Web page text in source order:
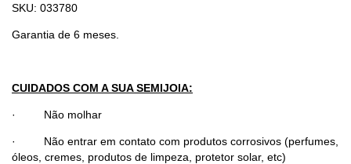
SKU: 033780
Garantia de 6 meses.
CUIDADOS COM A SUA SEMIJOIA:
· Não molhar
· Não entrar em contato com produtos corrosivos (perfumes,
óleos, cremes, produtos de limpeza, protetor solar, etc)